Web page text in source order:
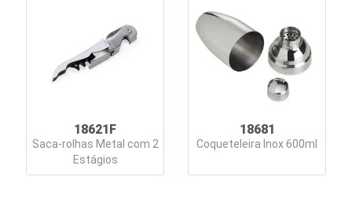
18621F
Saca-rolhas Metal com 2
Estágios
18681
Coqueteleira Inox 600ml